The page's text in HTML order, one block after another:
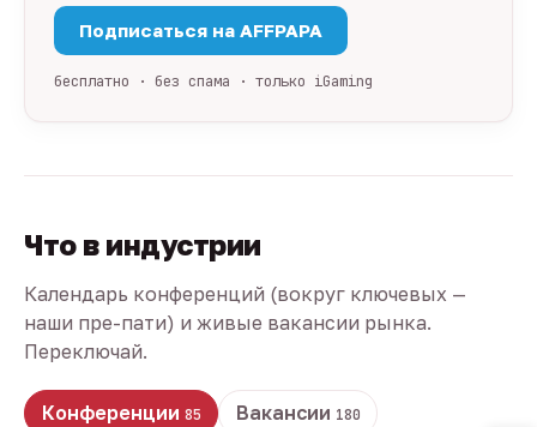
Подписаться на AFFPAPA
бесплатно · без спама · только iGaming
Что в индустрии
Календарь конференций (вокруг ключевых —
наши пре-пати) и живые вакансии рынка.
Переключай.
Конференции 85 Вакансии 180